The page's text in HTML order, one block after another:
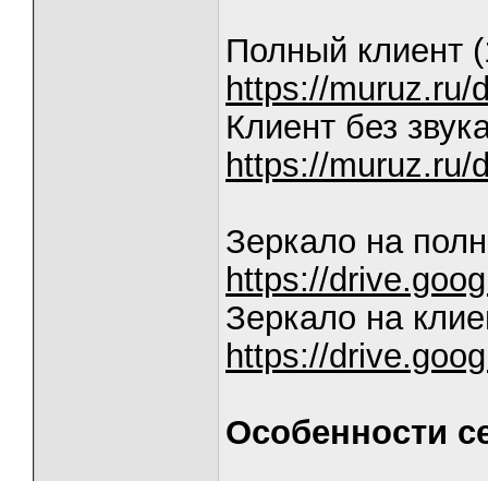
Полный клиент
https://muruz.ru/
Клиент без
https://muruz.ru/
Зеркало на
https://
Зеркало на
https://
Особенности